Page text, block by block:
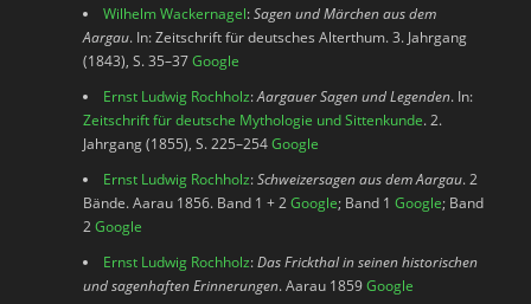
Wilhelm Wackernagel:Sagen und Märchen aus dem
Aargau. In: Zeitschrift für deutsches Alterthum. 3. Jahrgang
(1843), S. 35–37Google
Ernst Ludwig Rochholz:Aargauer Sagen und Legenden. In:
Zeitschrift für deutsche Mythologie und Sittenkunde. 2.
Jahrgang (1855), S. 225–254Google
Ernst Ludwig Rochholz:Schweizersagen aus dem Aargau. 2
Bände. Aarau 1856. Band 1 + 2Google; Band 1Google; Band
2Google
Ernst Ludwig Rochholz:Das Frickthal in seinen historischen
und sagenhaften Erinnerungen. Aarau 1859Google